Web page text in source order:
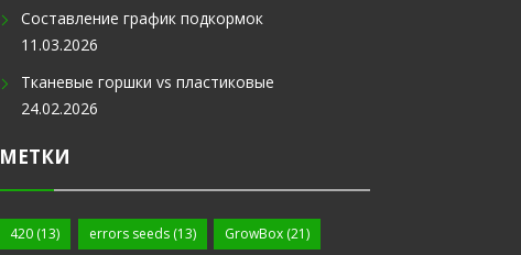
Составление график подкормок
11.03.2026
Тканевые горшки vs пластиковые
24.02.2026
МЕТКИ
420 (13) errors seeds(13) GrowBox (21)